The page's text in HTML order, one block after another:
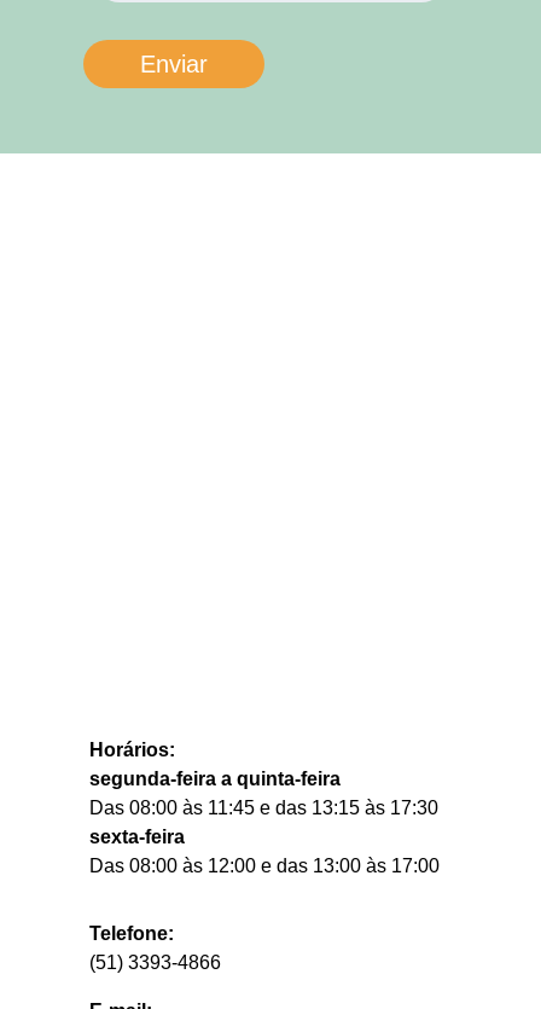
Telefone:
(51) 3393-4866
Horários:
segunda-feira a quinta-feira
Das 08:00 às 11:45 e das 13:15 às 17:30
sexta-feira
Das 08:00 às 12:00 e das 13:00 às 17:00